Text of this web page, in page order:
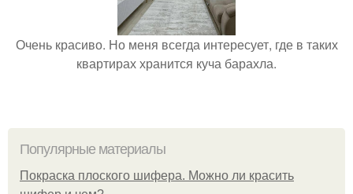
Очень красиво. Но меня всегда интересует, где в таких
квартирах хранится куча барахла.
Популярные материалы
Покраска плоского шифера. Можно ли красить